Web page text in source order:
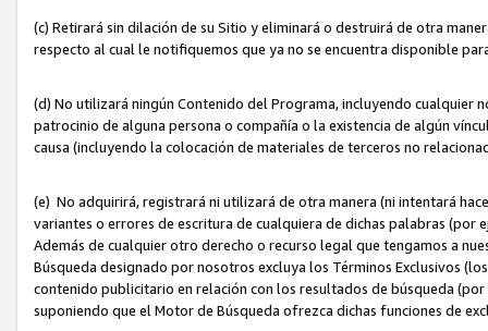
(c) Retirará sin dilación de su Sitio y eliminará o destruirá de otra
respecto al cual le notifiquemos que ya no se encuentra disponible
(d) No utilizará ningún Contenido del Programa, incluyendo cualquier
patrocinio de alguna persona o compañía o la existencia de algún
causa (incluyendo la colocación de materiales de terceros no
(e) No adquirirá, registrará ni utilizará de otra manera (ni intentará
variantes o errores de escritura de cualquiera de dichas palabras (por
Además de cualquier otro derecho o recurso legal que tengamos a
Búsqueda designado por nosotros excluya los Términos Exclusivos
contenido publicitario en relación con los resultados de búsqueda
suponiendo que el Motor de Búsqueda ofrezca dichas funciones de